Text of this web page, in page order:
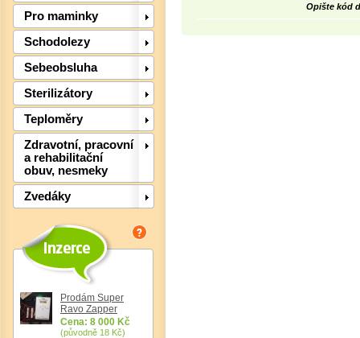
Pro maminky
Schodolezy
Sebeobsluha
Sterilizátory
Teploměry
Zdravotní, pracovní
a rehabilitační
obuv, nesmeky
Zvedáky
Prodám Super
Ravo Zapper
Cena: 8 000 Kč
(původně 18 Kč)
Opište kód